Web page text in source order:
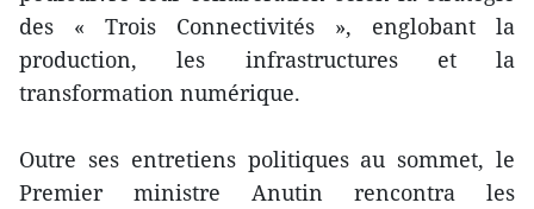
des « Trois Connectivités », englobant la
production, les infrastructures et la
transformation numérique.
Outre ses entretiens politiques au sommet, le
Premier ministre Anutin rencontra les